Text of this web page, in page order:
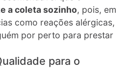
a coleta sozinho, pois, em
como reações alérgicas,
por perto para prestar
para o